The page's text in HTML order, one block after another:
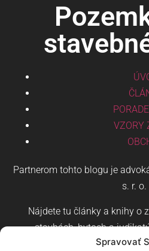
Spravovať
VZORY
Partnerom tohto blogu je
s. r. o.
Nájdete tu články a knihy o
stavbách, bytoch a
nehnuteľností a